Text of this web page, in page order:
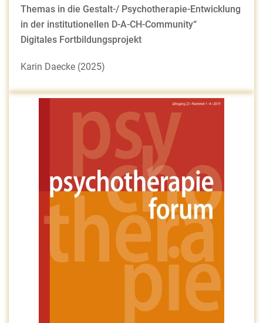
Themas in die Gestalt-/ Psychotherapie-Entwicklung
in der institutionellen D-A-CH-Community“
Digitales Fortbildungsprojekt
Karin Daecke (2025)